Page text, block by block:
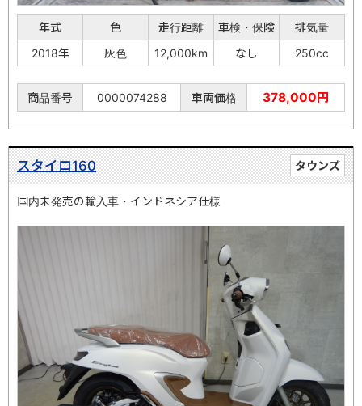
年式 色 走行距離 車検・保険
排気量
2018年
灰色 12,000km なし 250cc
商品番号 0000074288 車両価格 378,000円
タウンズ
スタイロ160
国内未発売の輸入車・インドネシア仕様